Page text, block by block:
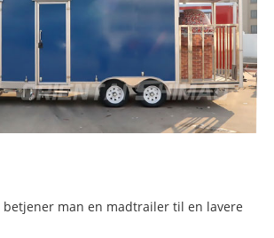
betjener man en madtrailer til en lavere